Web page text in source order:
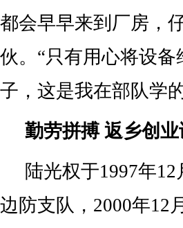
都会早早来到厂房，
伙。“只有用心将设
子，这是我在部队学
勤劳拼搏 返乡创
陆光权于1997年
边防支队，2000年12